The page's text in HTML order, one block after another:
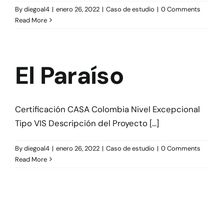
Bydiegoal4 | enero 26, 2022 | Caso de estudio | 0 Comments
Read More
El Paraíso
Certificación CASA Colombia Nivel Excepcional
Tipo VIS Descripción del Proyecto [...]
Bydiegoal4 | enero 26, 2022 | Caso de estudio | 0 Comments
Read More